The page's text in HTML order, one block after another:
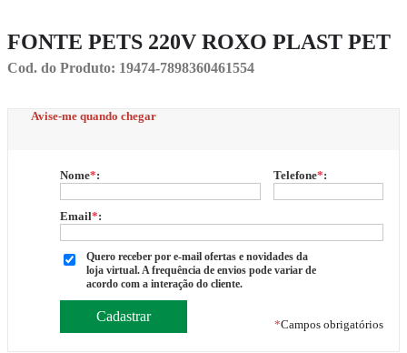
FONTE PETS 220V ROXO PLAST PET
Cod. do Produto: 19474-7898360461554
Avise-me quando chegar
Nome*: Telefone*:
Email*:
Quero receber por e-mail ofertas e novidades da
loja virtual. A frequência de envios pode variar de
acordo com a interação do cliente.
*Campos obrigatórios